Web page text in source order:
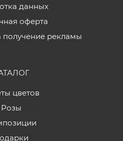
данных
оферта
рекламы
цветов
Розы